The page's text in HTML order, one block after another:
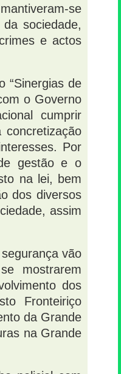
se
sociedade,
e actos
“Sinergias de
o Governo
cumprir
Por
gestão e o
na lei, bem
dos diversos
assim
vão
mostrarem
dos
Fronteiriço
da Grande
na Grande